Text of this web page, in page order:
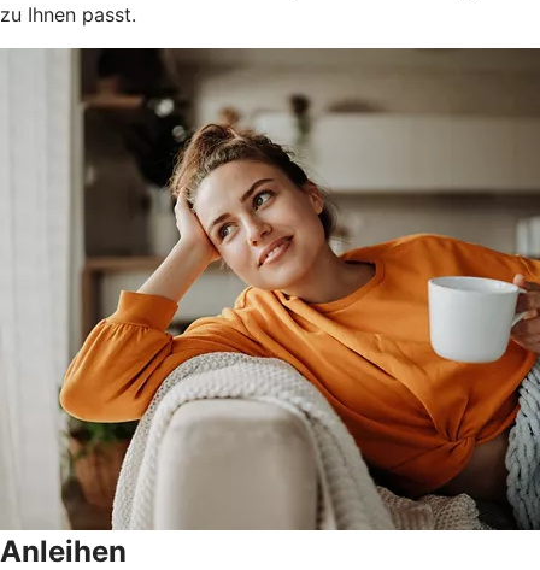
zu Ihnen passt.
Anleihen